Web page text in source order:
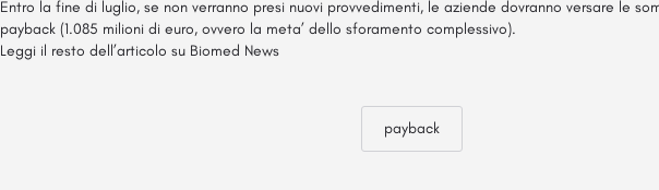
Entro la fine di luglio, se non verranno presi nuovi provvedimenti, le aziende dovranno versare le
payback (1.085 milioni di euro, ovvero la meta’ dello sforamento complessivo).
Leggi il resto dell’articolo su Biomed News
payback